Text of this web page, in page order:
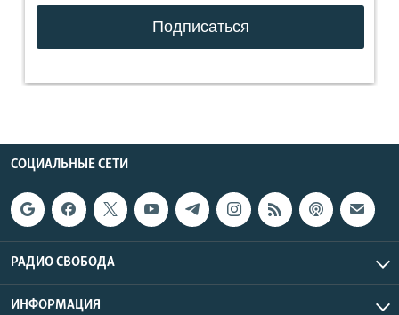
СОЦИАЛЬНЫЕ СЕТИ
РАДИО СВОБОДА
ИНФОРМАЦИЯ